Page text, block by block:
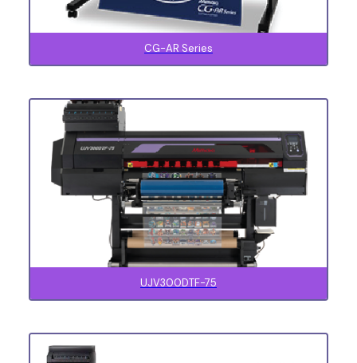
CG-AR Series
UJV300DTF-75